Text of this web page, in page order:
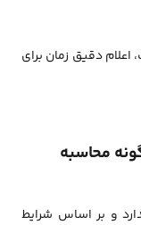
دقیق زمان برای
محاسبه
و بر اساس شرایط